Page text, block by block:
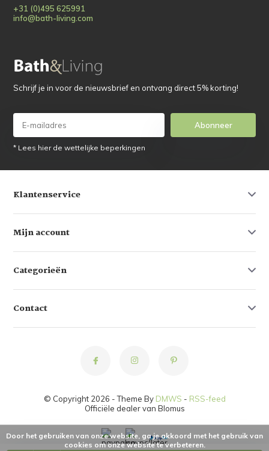
+31 (0)495 625991
info@bath-living.com
Schrijf je in voor de nieuwsbrief en ontvang direct 5% korting!
Abonneer
* Lees hier de wettelijke beperkingen
Klantenservice
Mijn account
Categorieën
Contact
© Copyright 2026 - Theme By DMWS - RSS-feed
Officiële dealer van Blomus
Door het gebruiken van onze website, ga je akkoord met het gebruik van
cookies om onze website te verbeteren.